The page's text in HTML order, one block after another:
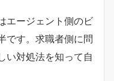
エージェント側のビ
です。求職者側に問
い対処法を知って自